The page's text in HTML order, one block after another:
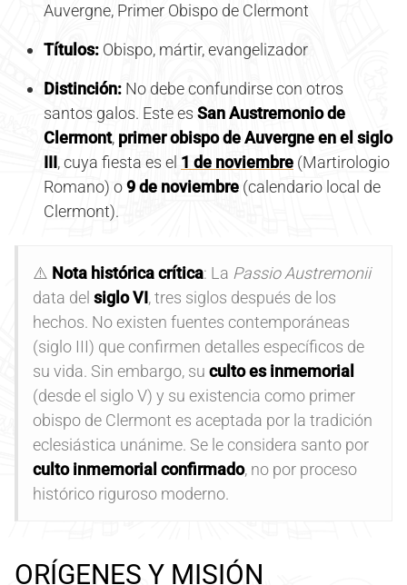
Auvergne, Primer Obispo de Clermont
Títulos: Obispo, mártir, evangelizador
Distinción: No debe confundirse con otros
santos galos. Este es San Austremonio de
Clermont, primer obispo de Auvergne en el siglo
III, cuya fiesta es el 1 de noviembre (Martirologio
Romano) o9 de noviembre (calendario local de
Clermont).
⚠️ Nota histórica crítica: La Passio Austremonii
data del siglo VI, tres siglos después de los
hechos. No existen fuentes contemporáneas
(siglo III) que confirmen detalles específicos de
su vida. Sin embargo, su culto es inmemorial
(desde el siglo V) y su existencia como primer
obispo de Clermont es aceptada por la tradición
eclesiástica unánime. Se le considera santo por
culto inmemorial confirmado, no por proceso
histórico riguroso moderno.
ORÍGENES Y MISIÓN